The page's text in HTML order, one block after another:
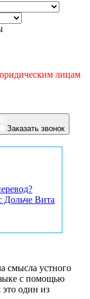
лицам
Заказать звонок
Дольче Вита
смысла устного
с помощью
это один из